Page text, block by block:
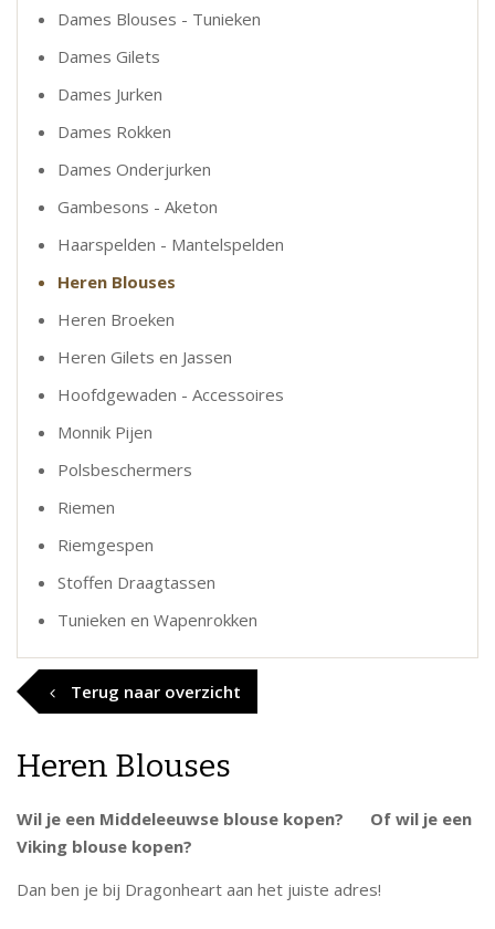
Dames Blouses - Tunieken
Dames Gilets
Dames Jurken
Dames Rokken
Dames Onderjurken
Gambesons - Aketon
Haarspelden - Mantelspelden
Heren Blouses
Heren Broeken
Heren Gilets en Jassen
Hoofdgewaden - Accessoires
Monnik Pijen
Polsbeschermers
Riemen
Riemgespen
Stoffen Draagtassen
Tunieken en Wapenrokken
Terug naar overzicht
Heren Blouses
Wil je een Middeleeuwse blouse kopen? Of wil je een
Viking blouse kopen?
Dan ben je bij Dragonheart aan het juiste adres!